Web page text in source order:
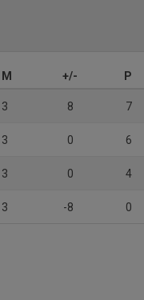
M +/- P
3 8 7
3 0 6
3 0 4
3 -8 0